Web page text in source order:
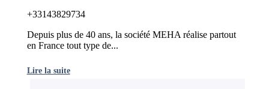
+33143829734
Depuis plus de 40 ans, la société MEHA réalise partout
en France tout type de...
Lire la suite